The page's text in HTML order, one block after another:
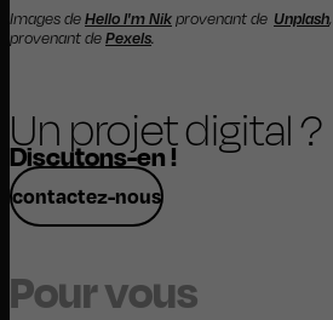
Images deHello I'm Nikprovenant de Unplash,
provenant dePexels.
Un projet digital ?
Discutons-en !
contactez-nous
Pour vous